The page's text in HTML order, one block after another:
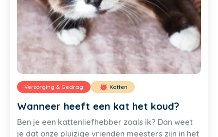
Verzorging & Gedrag Katten
Wanneer heeft een kat het koud?
Ben je een kattenliefhebber zoals ik? Dan weet
je dat onze pluizige vrienden meesters zijn in het